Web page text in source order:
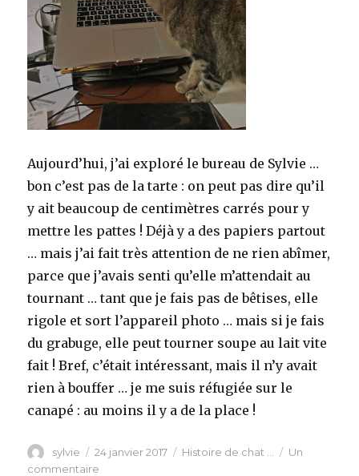
Aujourd’hui, j’ai exploré le bureau de Sylvie …
bon c’est pas de la tarte : on peut pas dire qu’il
y ait beaucoup de centimètres carrés pour y
mettre les pattes ! Déjà y a des papiers partout
… mais j’ai fait très attention de ne rien abîmer,
parce que j’avais senti qu’elle m’attendait au
tournant … tant que je fais pas de bêtises, elle
rigole et sort l’appareil photo … mais si je fais
du grabuge, elle peut tourner soupe au lait vite
fait ! Bref, c’était intéressant, mais il n’y avait
rien à bouffer … je me suis réfugiée sur le
canapé : au moins il y a de la place !
Auteur
sylvie
Publié
le
24 janvier 2017 Catégories
Histoire de chat ...
Un
commentaire